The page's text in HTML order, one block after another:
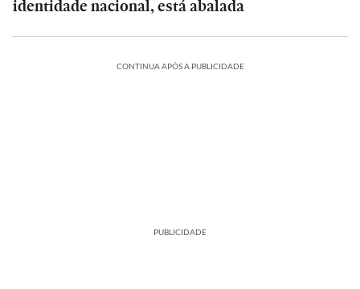
identidade nacional, está abalada
CONTINUA APÓS A PUBLICIDADE
PUBLICIDADE